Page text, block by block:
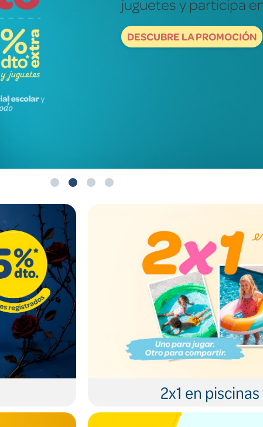
Fotografías reales
mundo de verdad.
2x1 en